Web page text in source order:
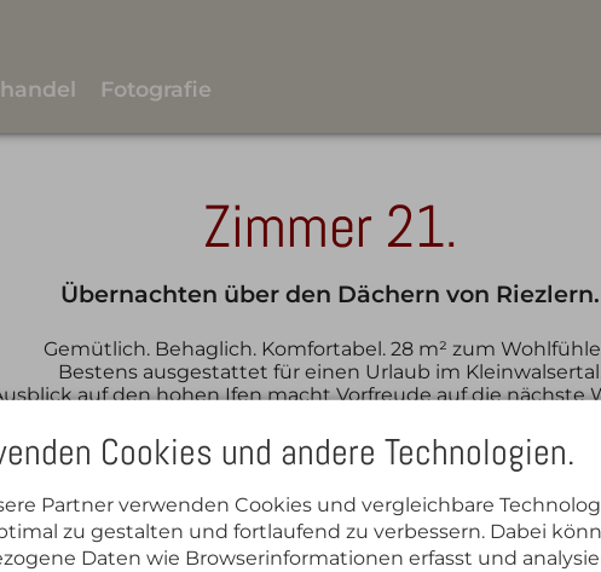
Fotografie
Zimmer 21.
Übernachten über den Dächern von Riezlern.
Gemütlich. Behaglich. Komfortabel. 28 m² zum
Bestens ausgestattet für einen Urlaub im
auf den hohen Ifen macht Vorfreude auf die nächste
Zimmer 12 Zimmer 16
Cookies und andere Technologien.
Partner verwenden Cookies und vergleichbare
zu gestalten und fortlaufend zu verbessern. Dabei
Daten wie Browserinformationen erfasst und